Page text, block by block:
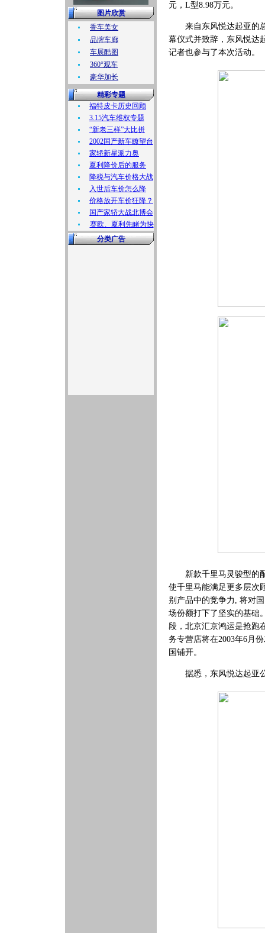
图片欣赏
香车美女
品牌车廊
车展酷图
360°观车
豪华加长
精彩专题
福特皮卡历史回顾
3.15汽车维权专题
“新老三样”大比拼
2002国产新车瞭望台
家轿新星派力奥
夏利降价后的服务
降税与汽车价格大战
入世后车价怎么降
价格放开车价狂降？
国产家轿大战北博会
赛欧、夏利先睹为快
分类广告
元，L型8.98万元。
来自东风悦达起亚的总
幕仪式并致辞，东风悦达
记者也参与了本次活动。
新款千里马灵骏型的配
使千里马能满足更多层次
别产品中的竞争力, 将对
场份额打下了坚实的基础
段，北京汇京鸿运是抢跑
务专营店将在2003年6月
国铺开。
据悉，东风悦达起亚公